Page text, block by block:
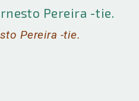
Pereira -tie.